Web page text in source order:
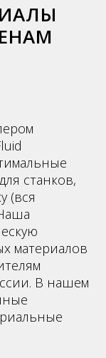
станков,
(вся
материалов
В нашем